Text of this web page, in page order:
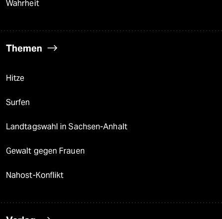
Wahrheit
Themen
Hitze
Surfen
Landtagswahl in Sachsen-Anhalt
Gewalt gegen Frauen
Nahost-Konflikt